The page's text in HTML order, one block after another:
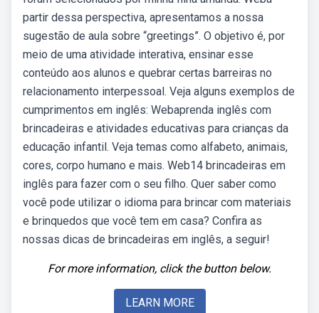
partir dessa perspectiva, apresentamos a nossa
sugestão de aula sobre “greetings”. O objetivo é, por
meio de uma atividade interativa, ensinar esse
conteúdo aos alunos e quebrar certas barreiras no
relacionamento interpessoal. Veja alguns exemplos de
cumprimentos em inglês: Webaprenda inglês com
brincadeiras e atividades educativas para crianças da
educação infantil. Veja temas como alfabeto, animais,
cores, corpo humano e mais. Web14 brincadeiras em
inglês para fazer com o seu filho. Quer saber como
você pode utilizar o idioma para brincar com materiais
e brinquedos que você tem em casa? Confira as
nossas dicas de brincadeiras em inglês, a seguir!
For more information, click the button below.
LEARN MORE